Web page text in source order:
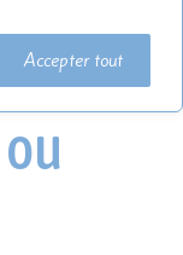
Accepter tout